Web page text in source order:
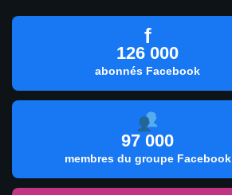
f
126 000
abonnés Facebook
97 000
membres du groupe Facebook